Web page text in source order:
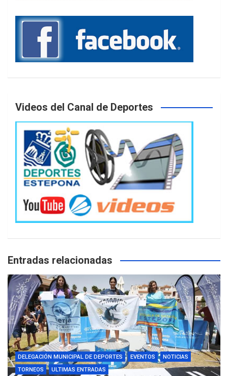
Videos del Canal de Deportes
Entradas relacionadas
DELEGACIÓN MUNICIPAL DE DEPORTES EVENTOS
NOTICIAS
TORNEOS
ULTIMAS ENTRADAS